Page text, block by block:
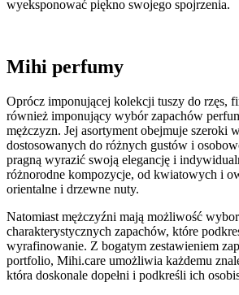
wyeksponować piękno swojego spojrzenia.
Mihi perfumy
Oprócz imponującej kolekcji tuszy do rzęs,
również imponujący wybór zapachów
mężczyzn. Jej asortyment obejmuje szeroki
dostosowanych do różnych gustów i
pragną wyrazić swoją elegancję i
różnorodne kompozycje, od kwiatowych i
orientalne i drzewne nuty.
Natomiast mężczyźni mają możliwość
charakterystycznych zapachów, które
wyrafinowanie. Z bogatym zestawieniem
portfolio, Mihi.care umożliwia każdemu
która doskonale dopełni i podkreśli ich